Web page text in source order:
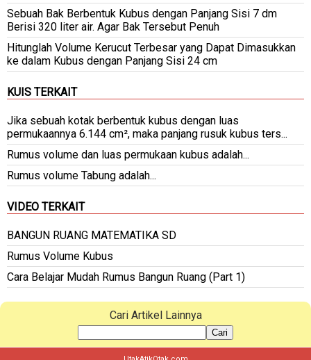
Sebuah Bak Berbentuk Kubus dengan Panjang Sisi 7 dm
Berisi 320 liter air. Agar Bak Tersebut Penuh
Hitunglah Volume Kerucut Terbesar yang Dapat Dimasukkan
ke dalam Kubus dengan Panjang Sisi 24 cm
KUIS TERKAIT
Jika sebuah kotak berbentuk kubus dengan luas
permukaannya 6.144 cm², maka panjang rusuk kubus ters...
Rumus volume dan luas permukaan kubus adalah...
Rumus volume Tabung adalah...
VIDEO TERKAIT
BANGUN RUANG MATEMATIKA SD
Rumus Volume Kubus
Cara Belajar Mudah Rumus Bangun Ruang (Part 1)
Cari Artikel Lainnya
Cari